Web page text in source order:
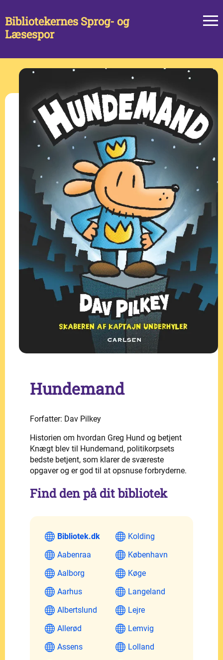
Bibliotekernes Sprog- og
Læsespor
Hundemand
Forfatter: Dav Pilkey
Historien om hvordan Greg Hund og betjent
Knægt blev til Hundemand, politikorpsets
bedste betjent, som klarer de sværeste
opgaver og er god til at opsnuse forbryderne.
Find den på dit bibliotek
Bibliotek.dk
Aabenraa
Aalborg
Aarhus
Albertslund
Allerød
Assens
Kolding
København
Køge
Langeland
Lejre
Lemvig
Lolland